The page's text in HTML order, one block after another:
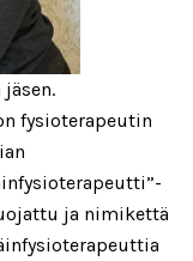
fysioterapeutin
ja nimikettä